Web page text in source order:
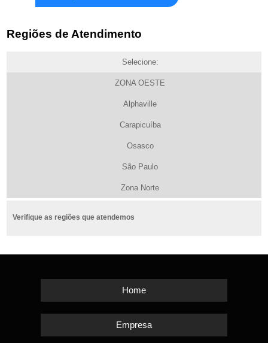
Regiões de Atendimento
Selecione:
ZONA OESTE
Alphaville
Carapicuíba
Osasco
São Paulo
Zona Norte
Verifique as regiões que atendemos
Home
Empresa